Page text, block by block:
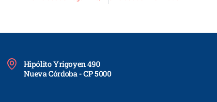
Hipólito Yrigoyen 490
Nueva Córdoba - CP 5000